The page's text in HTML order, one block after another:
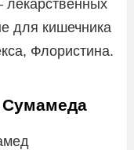
для кишечника
Флористина.
Сумамеда